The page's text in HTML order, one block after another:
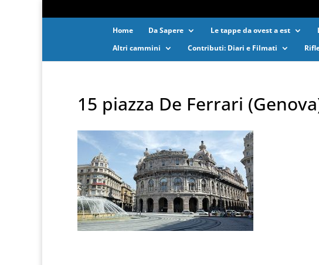
Home Da Sapere Le tappe da ovest a est
Altri cammini
Contributi: Diari e Filmati
15 piazza De Ferrari